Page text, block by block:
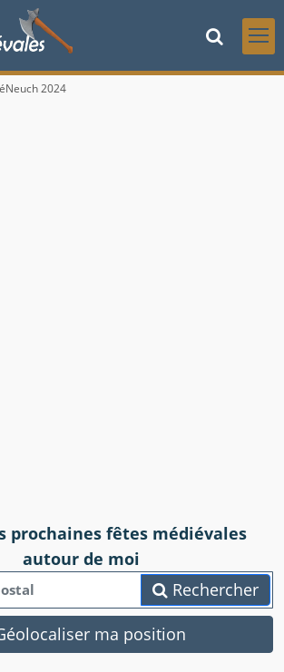
2024
prochaines fêtes médiévales
autour de moi
Rechercher
ma position